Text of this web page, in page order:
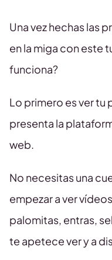
Una vez hechas las
en la miga con este
funciona?
Lo primero es ver tu
presenta la
web.
No necesitas una
empezar a ver
palomitas, entras,
te apetece ver y a